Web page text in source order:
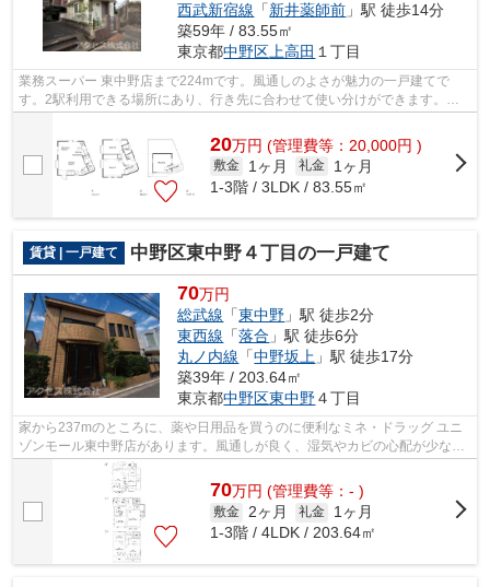
西武新宿線 「新井薬師前 」駅 徒歩14分
築59年 / 83.55㎡
東京都中野区 上高田 １丁目
業務スーパー 東中野店まで224mです。風通しのよさが魅力の一戸建てで
す。2駅利用できる場所にあり、行き先に合わせて使い分けができます。戸
20万円 (管理費等：20,000円 )
敷金 1ヶ月 礼金
1ヶ月
1-3階 / 3LDK / 83.55㎡
賃貸 | 一戸建て 中野区東中野４丁目の一戸建て
70万円
総武線 「東中野 」駅 徒歩2分
東西線 「落合 」駅 徒歩6分
丸ノ内線 「中野坂上 」駅 徒歩17分
築39年 / 203.64㎡
東京都中野区東中野４丁目
家から237mのところに、薬や日用品を買うのに便利なミネ・ドラッグ ユニ
ゾンモール東中野店があります。風通しが良く、湿気やカビの心配が少ない
物件です。高ニーズな駅近の物件で、徒...
70万円 (管理費等：- )
敷金 2ヶ月 礼金
1ヶ月
1-3階 / 4LDK / 203.64㎡